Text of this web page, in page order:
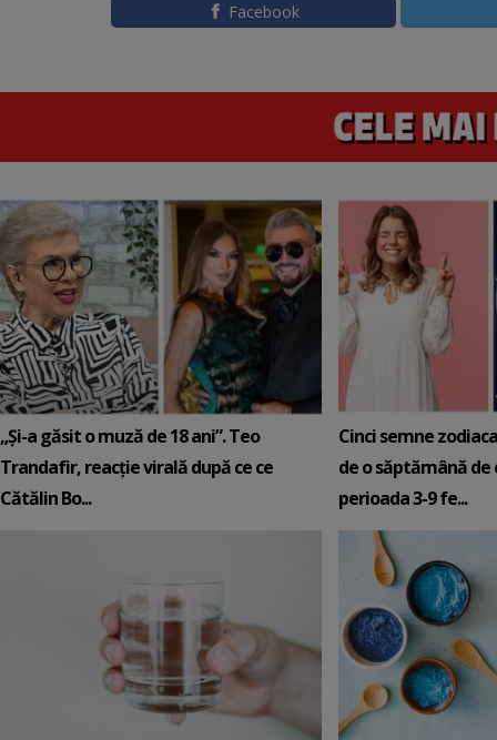
Facebook
„Și-a găsit o muză de 18 ani”. Teo
Trandafir, reacție virală după ce ce
Cătălin Bo...
Cinci semne
de o săptămână de
perioada 3-9 fe...